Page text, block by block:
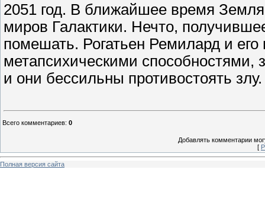
2051 год. В ближайшее время
миров Галактики. Нечто,
помешать. Рогатьен Ремилард и
метапсихическими
и они бессильны противостоять злу.
Всего комментариев: 0
Добавлять комментарии
[
Полная версия сайта